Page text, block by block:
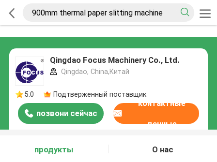
Qingdao Focus Machinery Co., Ltd.
Qingdao, China,Китай
5.0 Подтверженный поставщик
позвони сейчас
контактные
данные
продукты О нас